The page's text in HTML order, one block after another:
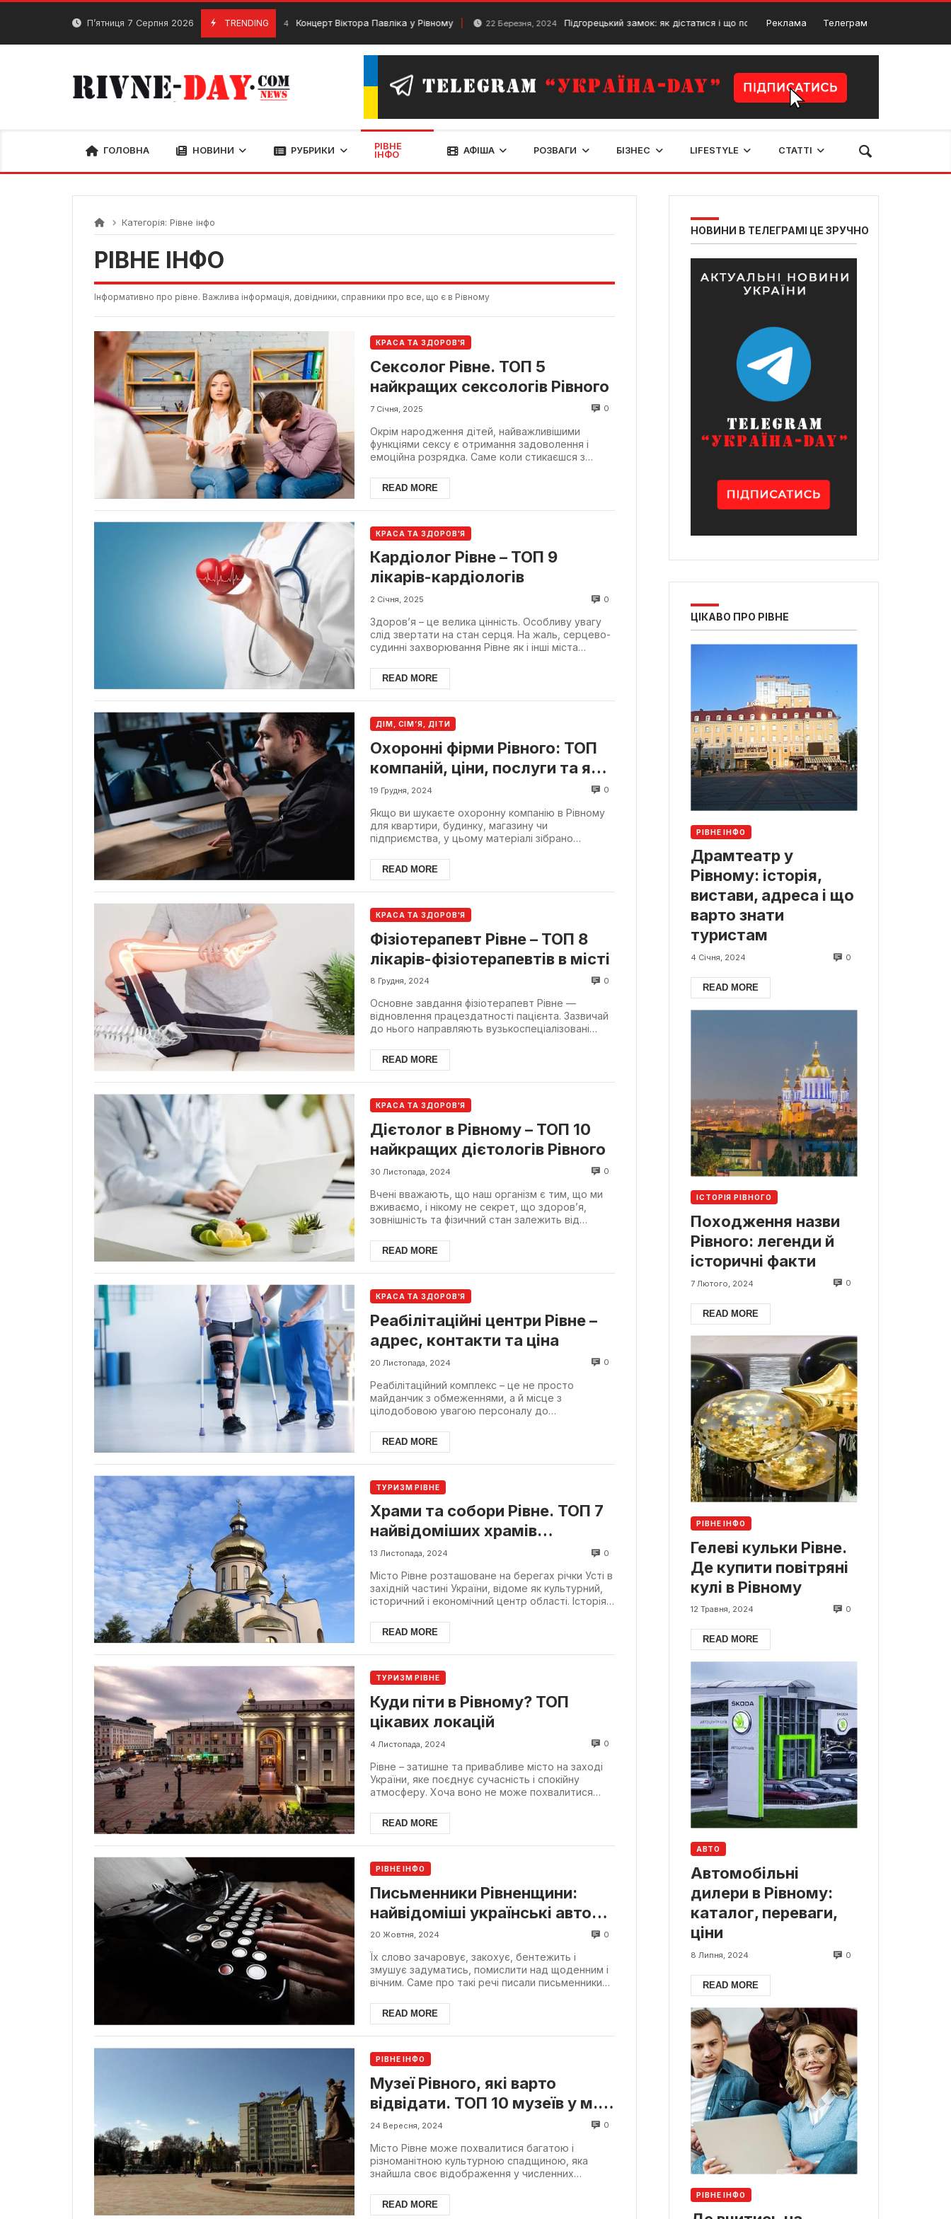
Skip
П’ятниця 7 Серпня 2026 TRENDING
25 Січня, 2024 Концерт Віктора Павліка у Рівному 22 Березня, 2024 Підгорецький замок: як дістатися і що подивитися дорогою 9 Серпня, 2024
Реклама Телеграм
ГОЛОВНА НОВИНИ РУБРИКИ
РІВНЕ
ІНФО
АФІША РОЗВАГИ БІЗНЕС LIFESTYLE СТАТТІ
Категорія: Рівне інфо
РІВНЕ ІНФО
Інформативно про рівне. Важлива інформація, довідники, справники про все, що є в Рівному
КРАСА ТА ЗДОРОВ'Я
Сексолог Рівне. ТОП 5
найкращих сексологів Рівного
7 Січня, 2025 0
Окрім народження дітей, найважливішими
функціями сексу є отримання задоволення і
емоційна розрядка. Саме коли стикаєшся з
READ MORE
КРАСА ТА ЗДОРОВ'Я
Кардіолог Рівне – ТОП 9
лікарів-кардіологів
2 Січня, 2025 0
Здоров’я – це велика цінність. Особливу увагу
слід звертати на стан серця. На жаль, серцево-
судинні захворювання Рівне як і інші міста
READ MORE
ДІМ, СІМ’Я, ДІТИ
Охоронні фірми Рівного: ТОП
компаній, ціни, послуги та як
обрати
19 Грудня, 2024 0
Якщо ви шукаєте охоронну компанію в Рівному
для квартири, будинку, магазину чи
підприємства, у цьому матеріалі зібрано
READ MORE
КРАСА ТА ЗДОРОВ'Я
Фізіотерапевт Рівне – ТОП 8
лікарів-фізіотерапевтів в місті
8 Грудня, 2024 0
Основне завдання фізіотерапевт Рівне —
відновлення працездатності пацієнта. Зазвичай
до нього направляють вузькоспеціалізовані
READ MORE
КРАСА ТА ЗДОРОВ'Я
Дієтолог в Рівному – ТОП 10
найкращих дієтологів Рівного
30 Листопада, 2024 0
Вчені вважають, що наш організм є тим, що ми
вживаємо, і нікому не секрет, що здоров’я,
зовнішність та фізичний стан залежить від
READ MORE
КРАСА ТА ЗДОРОВ'Я
Реабілітаційні центри Рівне –
адрес, контакти та ціна
20 Листопада, 2024 0
Реабілітаційний комплекс – це не просто
майданчик з обмеженнями, а й місце з
цілодобовою увагою персоналу до
READ MORE
ТУРИЗМ РІВНЕ
Храми та собори Рівне. ТОП 7
найвідоміших храмів
Рівненщини
13 Листопада, 2024 0
Місто Рівне розташоване на берегах річки Усті в
західній частині України, відоме як культурний,
історичний і економічний центр області. Історія
READ MORE
ТУРИЗМ РІВНЕ
Куди піти в Рівному? ТОП
цікавих локацій
4 Листопада, 2024 0
Рівне – затишне та привабливе місто на заході
України, яке поєднує сучасність і спокійну
атмосферу. Хоча воно не може похвалитися
READ MORE
РІВНЕ ІНФО
Письменники Рівненщини:
найвідоміші українські автори
родом з Рівненської області
20 Жовтня, 2024 0
Їх слово зачаровує, закохує, бентежить і
змушує задуматись, помислити над щоденним і
вічним. Саме про такі речі писали письменники
READ MORE
РІВНЕ ІНФО
Музеї Рівного, які варто
відвідати. ТОП 10 музеїв у м.
Рівне
24 Вересня, 2024 0
Місто Рівне може похвалитися багатою і
різноманітною культурною спадщиною, яка
знайшла своє відображення у численних
READ MORE
НОВИНИ В ТЕЛЕГРАМІ ЦЕ ЗРУЧНО
ЦІКАВО ПРО РІВНЕ
РІВНЕ ІНФО
Драмтеатр у
Рівному: історія,
вистави, адреса і що
варто знати
туристам
4 Січня, 2024 0
READ MORE
ІСТОРІЯ РІВНОГО
Походження назви
Рівного: легенди й
історичні факти
7 Лютого, 2024 0
READ MORE
РІВНЕ ІНФО
Гелеві кульки Рівне.
Де купити повітряні
кулі в Рівному
12 Травня, 2024 0
READ MORE
АВТО
Автомобільні
дилери в Рівному:
каталог, переваги,
ціни
8 Липня, 2024 0
READ MORE
РІВНЕ ІНФО